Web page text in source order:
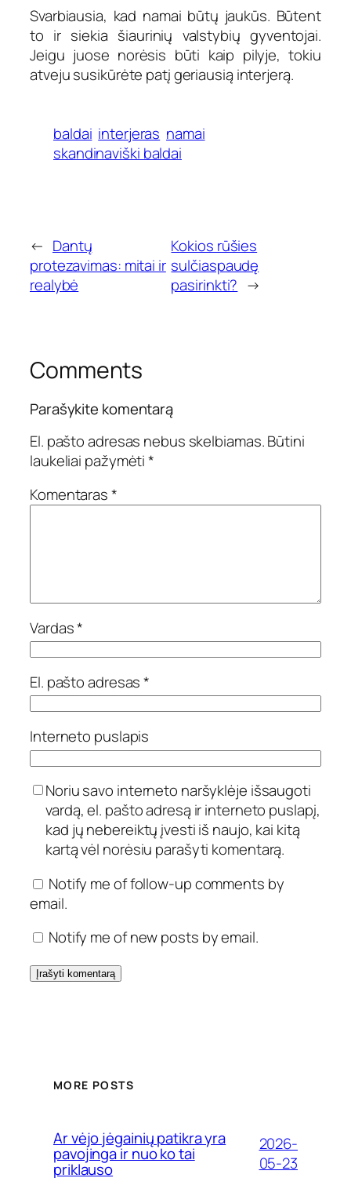
Svarbiausia, kad namai būtų jaukūs. Būtent
to ir siekia šiaurinių valstybių gyventojai.
Jeigu juose norėsis būti kaip pilyje, tokiu
atveju susikūrėte patį geriausią interjerą.
baldai interjeras namai
skandinaviški baldai
← Dantų
protezavimas: mitai ir
realybė
Kokios rūšies
sulčiaspaudę
pasirinkti? →
Comments
Parašykite komentarą
El. pašto adresas nebus skelbiamas.Būtini
laukeliai pažymėti*
Komentaras*
Vardas*
El. pašto adresas*
Interneto puslapis
Noriu savo interneto naršyklėje išsaugoti
vardą, el. pašto adresą ir interneto puslapį,
kad jų nebereiktų įvesti iš naujo, kai kitą
kartą vėl norėsiu parašyti komentarą.
Notify me of follow-up comments by
email.
Notify me of new posts by email.
MORE POSTS
Ar vėjo jėgainių patikra yra
pavojinga ir nuo ko tai
priklauso
2026-
05-23